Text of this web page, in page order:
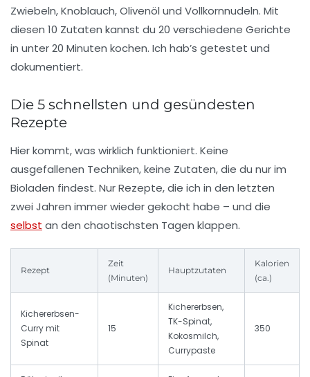
Zwiebeln, Knoblauch, Olivenöl und Vollkornnudeln. Mit
diesen 10 Zutaten kannst du 20 verschiedene Gerichte
in unter 20 Minuten kochen. Ich hab’s getestet und
dokumentiert.
Die 5 schnellsten und gesündesten
Rezepte
Hier kommt, was wirklich funktioniert. Keine
ausgefallenen Techniken, keine Zutaten, die du nur im
Bioladen findest. Nur Rezepte, die ich in den letzten
zwei Jahren immer wieder gekocht habe – und die
selbst an den chaotischsten Tagen klappen.
Rezept
Zeit
(Minuten)
Hauptzutaten
Kalorien
(ca.)
Kichererbsen-
Curry mit
Spinat
15
Kichererbsen,
TK-Spinat,
Kokosmilch,
Currypaste
350